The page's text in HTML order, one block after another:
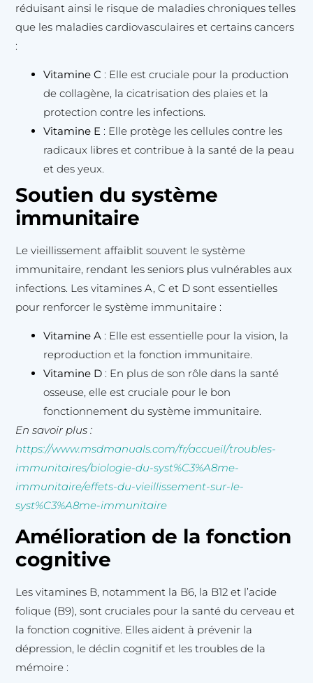
réduisant ainsi le risque de maladies chroniques telles
que les maladies cardiovasculaires et certains cancers
:
Vitamine C : Elle est cruciale pour la production
de collagène, la cicatrisation des plaies et la
protection contre les infections.
Vitamine E : Elle protège les cellules contre les
radicaux libres et contribue à la santé de la peau
et des yeux.
Soutien du système
immunitaire
Le vieillissement affaiblit souvent le système
immunitaire, rendant les seniors plus vulnérables aux
infections. Les vitamines A, C et D sont essentielles
pour renforcer le système immunitaire :
Vitamine A : Elle est essentielle pour la vision, la
reproduction et la fonction immunitaire.
Vitamine D : En plus de son rôle dans la santé
osseuse, elle est cruciale pour le bon
fonctionnement du système immunitaire.
En savoir plus :
https://www.msdmanuals.com/fr/accueil/troubles-
immunitaires/biologie-du-syst%C3%A8me-
immunitaire/effets-du-vieillissement-sur-le-
syst%C3%A8me-immunitaire
Amélioration de la fonction
cognitive
Les vitamines B, notamment la B6, la B12 et l’acide
folique (B9), sont cruciales pour la santé du cerveau et
la fonction cognitive. Elles aident à prévenir la
dépression, le déclin cognitif et les troubles de la
mémoire :